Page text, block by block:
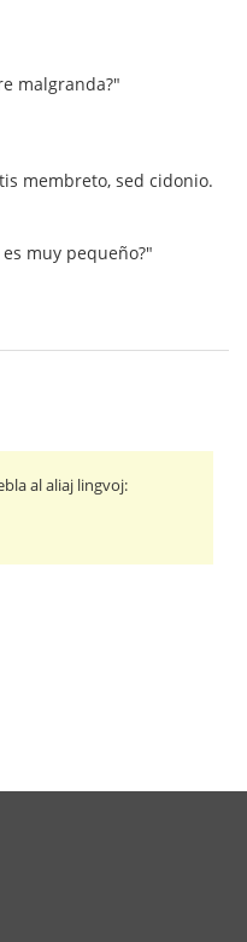
malgranda?"
membreto, sed cidonio.
muy pequeño?"
al aliaj lingvoj: